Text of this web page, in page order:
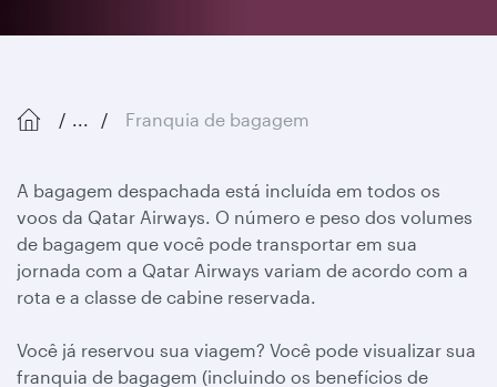
... Franquia de bagagem
A bagagem despachada está incluída em todos os
voos da Qatar Airways. O número e peso dos volumes
de bagagem que você pode transportar em sua
jornada com a Qatar Airways variam de acordo com a
rota e a classe de cabine reservada.
Você já reservou sua viagem? Você pode visualizar sua
franquia de bagagem (incluindo os benefícios de